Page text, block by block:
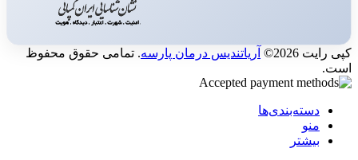
کپی رایت 2026© آریاتندیس درمان پارسه. تمامی حقوق محفوظ
است.
دسته‌بندی‌ها
منو
بیشتر